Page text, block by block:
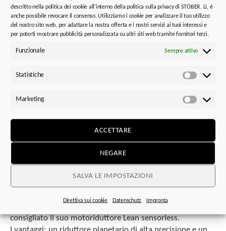
descritto nella politica dei cookie all'interno della politica sulla privacy di STÖBER. Lì, è
anche possibile revocare il consenso. Utilizziamo i cookie per analizzare il tuo utilizzo
del nostro sito web, per adattare la nostra offerta e i nostri servizi ai tuoi interessi e
per poterti mostrare pubblicità personalizzata su altri siti web tramite fornitori terzi.
Funzionale Sempre attivo
Statistiche
Marketing
ACCETTARE
NEGARE
SALVA LE IMPOSTAZIONI
Direttiva sui cookie Datenschutz Impronta
completamente senza sensori. Questo sistema richiede un
solo cavo di potenza standard schermato. Ciò semplifica e
velocizza significativamente l’installazione.
I motoriduttori
dinamici che comportano oscillazioni e vibrazioni, come
di STOBER
La soluzione di STOBER.
Finora negli impianti di depolverazione venivano utilizzati i
consigliato il suo motoriduttore Lean sensorless.